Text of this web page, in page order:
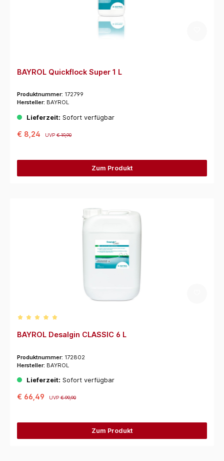
BAYROL Quickflock Super 1 L
Produktnummer: 172799
Hersteller: BAYROL
Lieferzeit: Sofort verfügbar
€ 8,24 UVP€ 19,90
Zum Produkt
BAYROL Desalgin CLASSIC 6 L
Produktnummer: 172802
Hersteller: BAYROL
Lieferzeit: Sofort verfügbar
€ 66,49 UVP€ 99,90
Zum Produkt